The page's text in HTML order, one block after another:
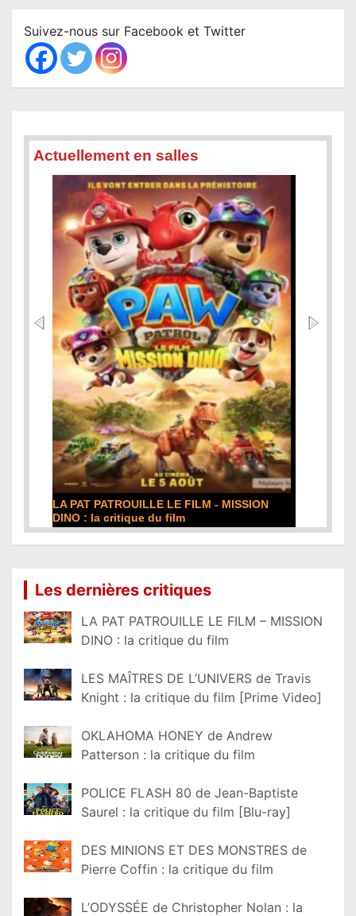
c
h
Suivez-nous sur Facebook et Twitter
Actuellement en salles
DE LA COMÉDIE-FRANÇAISE : la critique du
film
Les dernières critiques
LA PAT PATROUILLE LE FILM – MISSION
DINO : la critique du film
LES MAÎTRES DE L’UNIVERS de Travis
Knight : la critique du film [Prime Video]
OKLAHOMA HONEY de Andrew
Patterson : la critique du film
POLICE FLASH 80 de Jean-Baptiste
Saurel : la critique du film [Blu-ray]
DES MINIONS ET DES MONSTRES de
Pierre Coffin : la critique du film
L’ODYSSÉE de Christopher Nolan : la